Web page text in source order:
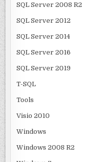
SQL Server 2008 R2
SQL Server 2012
SQL Server 2014
SQL Server 2016
SQL Server 2019
T-SQL
Tools
Visio 2010
Windows
Windows 2008 R2